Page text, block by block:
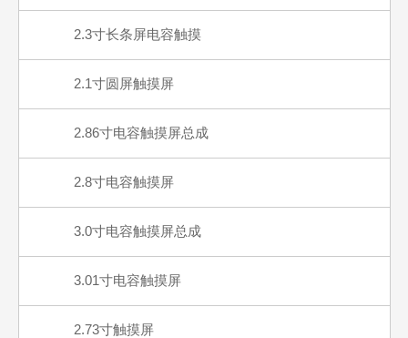
2.3寸长条屏电容触摸
2.1寸圆屏触摸屏
2.86寸电容触摸屏总成
2.8寸电容触摸屏
3.0寸电容触摸屏总成
3.01寸电容触摸屏
2.73寸触摸屏